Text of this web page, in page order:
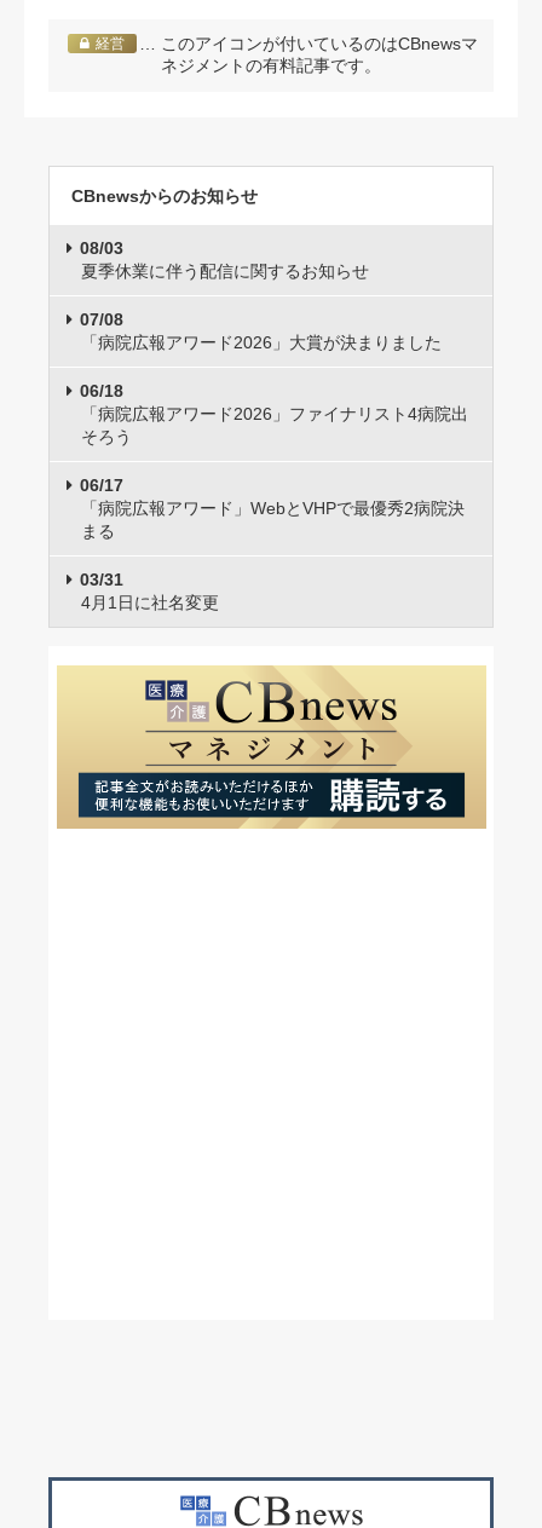
経営
… このアイコンが付いているのはCBnewsマ
ネジメントの有料記事です。
CBnewsからのお知らせ
08/03
夏季休業に伴う配信に関するお知らせ
07/08
「病院広報アワード2026」大賞が決まりました
06/18
「病院広報アワード2026」ファイナリスト4病院出
そろう
06/17
「病院広報アワード」WebとVHPで最優秀2病院決
まる
03/31
4月1日に社名変更